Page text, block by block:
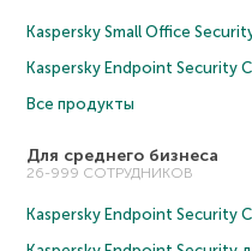
Kaspersky Small Office
Kaspersky Endpoint Security
Все продукты
Для среднего бизнеса
26-999 СОТРУДНИКОВ
Kaspersky Endpoint Security